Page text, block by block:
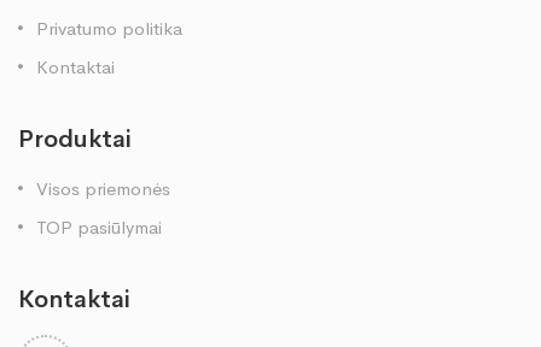
Privatumo politika
Kontaktai
Produktai
Visos priemonės
TOP pasiūlymai
Kontaktai